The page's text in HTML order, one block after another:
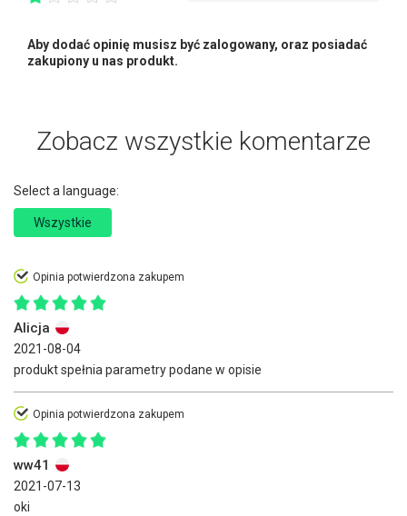
Aby dodać opinię musisz być zalogowany, oraz posiadać
zakupiony u nas produkt.
Zobacz wszystkie komentarze
Select a language:
Wszystkie
Opinia potwierdzona zakupem
Alicja
2021-08-04
produkt spełnia parametry podane w opisie
Opinia potwierdzona zakupem
ww41
2021-07-13
oki